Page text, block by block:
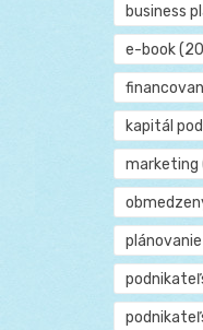
business
e-book
kapitál
marketing
plánovanie